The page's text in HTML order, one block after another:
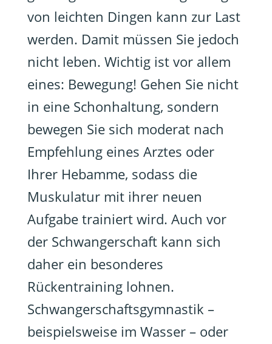
von leichten Dingen kann zur Last
werden. Damit müssen Sie jedoch
nicht leben. Wichtig ist vor allem
eines: Bewegung! Gehen Sie nicht
in eine Schonhaltung, sondern
bewegen Sie sich moderat nach
Empfehlung eines Arztes oder
Ihrer Hebamme, sodass die
Muskulatur mit ihrer neuen
Aufgabe trainiert wird. Auch vor
der Schwangerschaft kann sich
daher ein besonderes
Rückentraining lohnen.
Schwangerschaftsgymnastik –
beispielsweise im Wasser – oder